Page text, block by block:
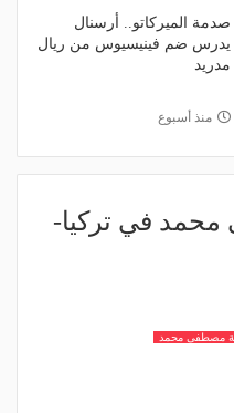
صدمة الميركاتو.. أرسنال
يدرس ضم فينيسيوس من ريال
مدريد
منذ أسبوع
في تركيا-
مصطفى محمد